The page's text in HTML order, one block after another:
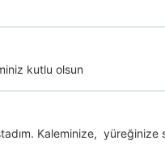
kutlu olsun
Kaleminize,  yüreğinize